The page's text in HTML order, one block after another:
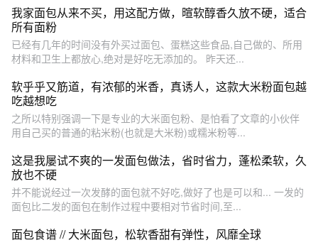
我家面包从来不买，用这配方做，暄软醇香久放不硬，适合
所有面粉
已经有几年的时间没有外买过面包、蛋糕这些食品,自己做的、所用
材料和卫生上都放心,绝对是好吃无添加的。 昨天还...
软乎乎又筋道，有浓郁的米香，真诱人，这款大米粉面包越
吃越想吃
之所以特别强调一下是专业的大米面包粉、是怕看了文章的小伙伴
用自己买的普通的粘米粉(也就是大米粉)或糯米粉等...
这是我屡试不爽的一发面包做法，省时省力，蓬松柔软，久
放也不硬
并不能说经过一次发酵的面包就不好吃,做好了也是可以和... 一发的
面包比二发的面包在制作过程中要相对节省时间,至...
面包食谱 // 大米面包，松软香甜有弹性，风靡全球